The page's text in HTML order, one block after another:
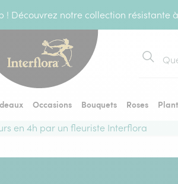
! Découvrez notre collection résistante
Occasions Bouquets Roses
en 4h par un fleuriste Interflora